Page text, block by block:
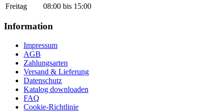
Freitag
08:00 bis 15:00
Information
Impressum
AGB
Zahlungsarten
Versand & Lieferung
Datenschutz
Katalog downloaden
FAQ
Cookie-Richtlinie